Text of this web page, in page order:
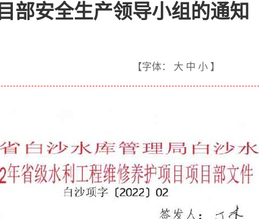
目部安全生产领导小组的通知
【字体： 大 中 小 】